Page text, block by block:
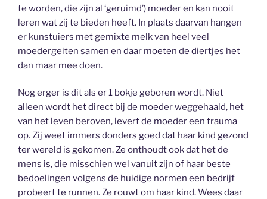
te worden, die zijn al ‘geruimd’) moeder en kan nooit
leren wat zij te bieden heeft. In plaats daarvan hangen
er kunstuiers met gemixte melk van heel veel
moedergeiten samen en daar moeten de diertjes het
dan maar mee doen.
Nog erger is dit als er 1 bokje geboren wordt. Niet
alleen wordt het direct bij de moeder weggehaald, het
van het leven beroven, levert de moeder een trauma
op. Zij weet immers donders goed dat haar kind gezond
ter wereld is gekomen. Ze onthoudt ook dat het de
mens is, die misschien wel vanuit zijn of haar beste
bedoelingen volgens de huidige normen een bedrijf
probeert te runnen. Ze rouwt om haar kind. Wees daar